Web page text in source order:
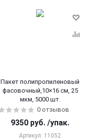
Пакет полипропиленовый
фасовочный,10×16 см, 25
мкм, 5000 шт.
0 отзывов
9350 руб. /упак.
Артикул: 11052